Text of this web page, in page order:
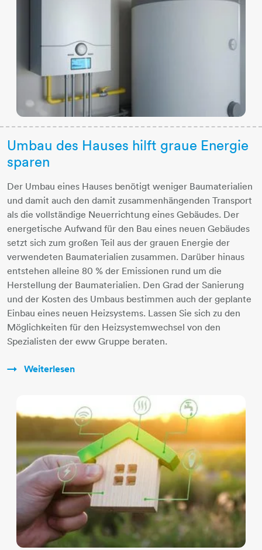
Umbau des Hauses hilft graue Energie
sparen
Der Umbau eines Hauses benötigt weniger Baumaterialien
und damit auch den damit zusammenhängenden Transport
als die vollständige Neuerrichtung eines Gebäudes. Der
energetische Aufwand für den Bau eines neuen Gebäudes
setzt sich zum großen Teil aus der grauen Energie der
verwendeten Baumaterialien zusammen. Darüber hinaus
entstehen alleine 80 % der Emissionen rund um die
Herstellung der Baumaterialien. Den Grad der Sanierung
und der Kosten des Umbaus bestimmen auch der geplante
Einbau eines neuen Heizsystems. Lassen Sie sich zu den
Möglichkeiten für den Heizsystemwechsel von den
Spezialisten der eww Gruppe beraten.
Weiterlesen